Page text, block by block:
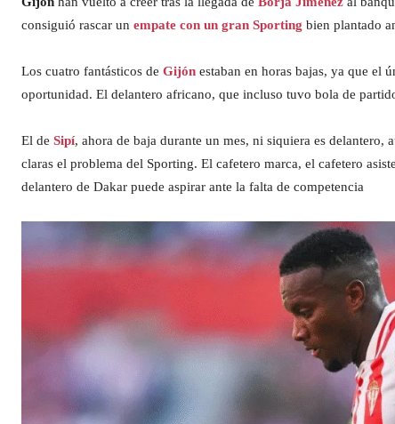
consiguió rascar un empate con un gran Sporting bien plantado
Los cuatro fantásticos de Gijón estaban en horas bajas, ya que el
oportunidad. El delantero africano, que incluso tuvo bola de
El de Sipí, ahora de baja durante un mes, ni siquiera es
claras el problema del Sporting. El cafetero marca, el cafetero
delantero de Dakar puede aspirar ante la falta de competencia